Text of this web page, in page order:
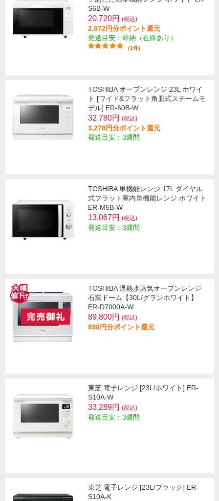
S6B-W
20,720円 (税込)
2,072円分ポイント還元
発送目安：即納（在庫あり）
(1件)
TOSHIBA オーブンレンジ 23L ホワイ
ト [ワイド&フラット角皿式スチームモ
デル] ER-60B-W
32,780円 (税込)
3,278円分ポイント還元
発送目安：3週間
TOSHIBA 単機能レンジ 17L ダイヤル
式フラット庫内単機能レンジ ホワイト
ER-M5B-W
13,067円 (税込)
発送目安：3週間
TOSHIBA 過熱水蒸気オーブンレンジ
石窯ドーム【30L/グランホワイト】
ER-D7000A-W
89,800円 (税込)
898円分ポイント還元
東芝 電子レンジ [23L/ホワイト] ER-
S10A-W
33,289円 (税込)
発送目安：3週間
東芝 電子レンジ [23L/ブラック] ER-
S10A-K